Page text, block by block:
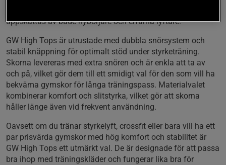
uppskattas av både nybörjare och erfarna lyftare.
GW High Tops är utrustade med dubbla snörsystem och
stabil knäppning för optimalt stöd under styrketräning.
Skorna levereras med extra snören och är enkla att ta av
och på, vilket gör dem till ett smidigt val för den som vill ha
bekväma gymskor för långa träningspass. Materialvalet
kombinerar komfort och slitstyrka, vilket gör att skorna
håller länge även vid frekvent användning.
Oavsett om du tränar styrkelyft, crossfit eller bara vill ha ett
par prisvärda gymskor med hög komfort och stabilitet är
GW High Tops ett utmärkt val. De är designade för att passa
bra ihop med träningskläder och fungerar lika bra för